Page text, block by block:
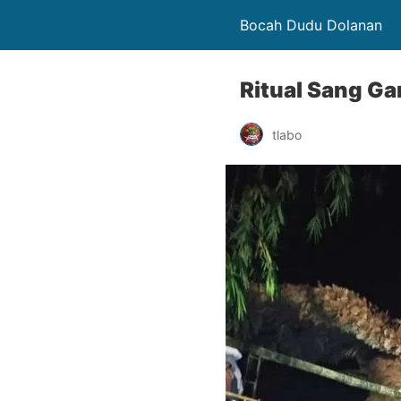
Bocah Dudu Dolanan
Ritual Sang
tlabo